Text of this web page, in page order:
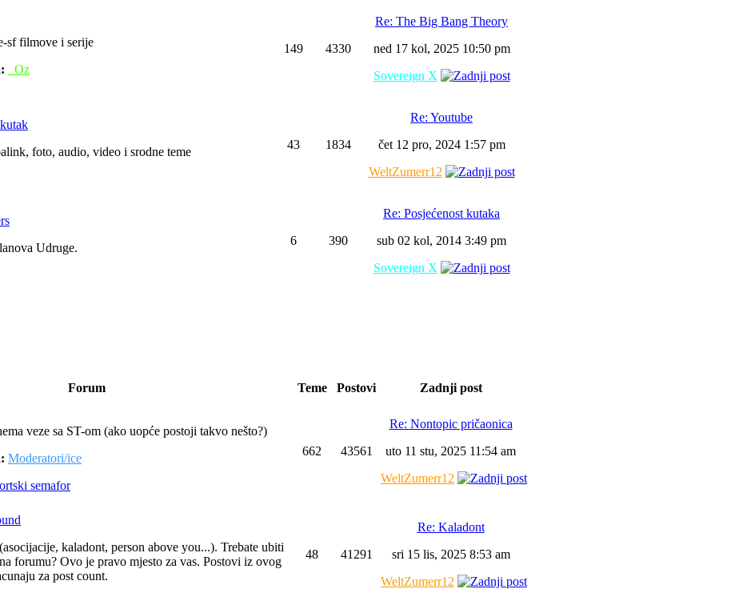
sf filmove i serije
_Oz
149 4330
Re: The Big Bang Theory
ned 17 kol, 2025 10:50 pm
Sovereign X
foto, audio, video i srodne teme
43 1834
Re: Youtube
čet 12 pro, 2024 1:57 pm
WeltZumerr12
Udruge.
6 390
Re: Posjećenost kutaka
sub 02 kol, 2014 3:49 pm
Sovereign X
Forum Teme Postovi
Zadnji post
veze sa ST-om (ako uopće postoji takvo nešto?)
Moderatori/ice
semafor
662 43561
Re: Nontopic pričaonica
uto 11 stu, 2025 11:54 am
WeltZumerr12
kaladont, person above you...). Trebate ubiti
forumu? Ovo je pravo mjesto za vas. Postovi iz ovog
za post count.
48 41291
Re: Kaladont
sri 15 lis, 2025 8:53 am
WeltZumerr12